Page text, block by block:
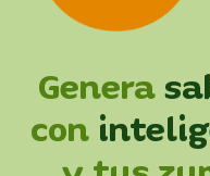
Genera
con